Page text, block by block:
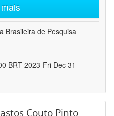
Brasileira de Pesquisa
BRT 2023-Fri Dec 31
Couto Pinto